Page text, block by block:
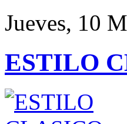
Jueves, 10
ESTILO